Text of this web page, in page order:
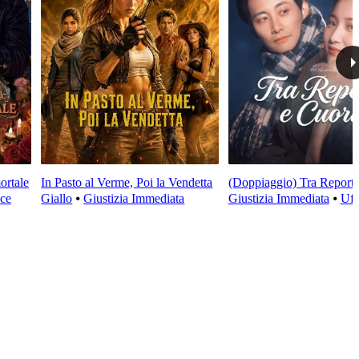
In Pasto al Verme, Poi la Vendetta
Giallo ⦁Giustizia Immediata
(Doppiaggio) Tra Report
Giustizia Immediata ⦁